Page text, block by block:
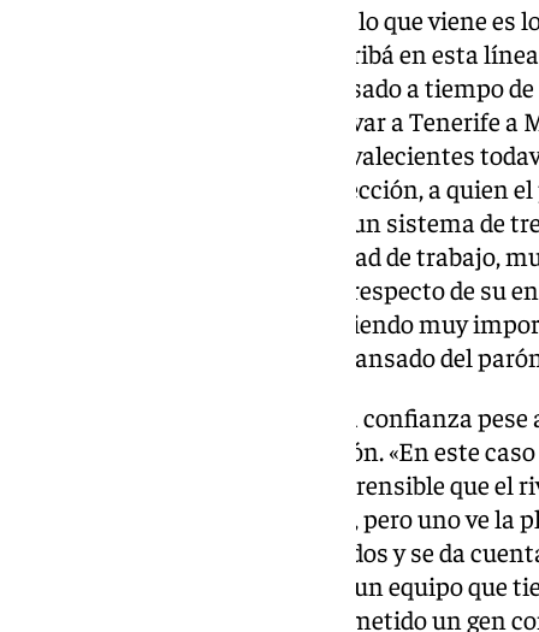
lógicamente, pero sabemos que lo que viene
dejado atrás», ha abundado Escribá en esta
Martin Hongla, que no ha regresado a tiempo
El técnico tampoco se podrá llevar a Tenerife a
Kamil Józwiak ni a Reinier, convalecientes
vuelta tras competir con su selección, a quien
encantado de que esté aquí. En un sistema de
bien, pues tiene mucha capacidad de trabajo,
juego», ha valorado, también al respecto de su
la última jornada. «Va a seguir siendo muy
que haya venido más o menos cansado del
Su rival, el Tenerife, no le genera confianza
antepenúltimo en la clasificación. «En este
porque resulta en parte incomprensible que el
por un mal inicio de temporada, pero uno ve
está dando en los últimos partidos y se da
ha defendido el valenciano. «Es un equipo que
tiene un entrenador que les ha metido un gen